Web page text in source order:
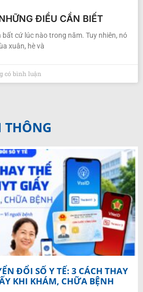
ĐIỀU CẦN BIẾT
bất cứ lúc nào trong năm. Tuy nhiên, nó
xuân, hè và
có bình luận
THÔNG
ĐỔI SỐ Y TẾ: 3 CÁCH THAY
KHI KHÁM, CHỮA BỆNH